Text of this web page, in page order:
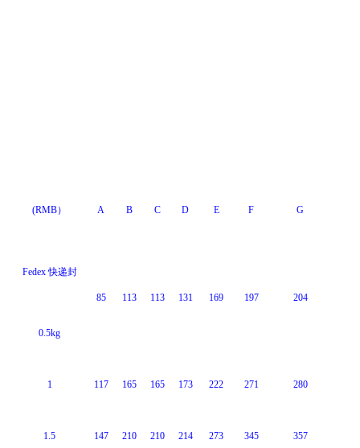
(RMB） A B C D E F G
Fedex 快递封
85 113 113 131 169 197 204
0.5kg
1 117 165 165 173 222 271 280
1.5 147 210 210 214 273 345 357